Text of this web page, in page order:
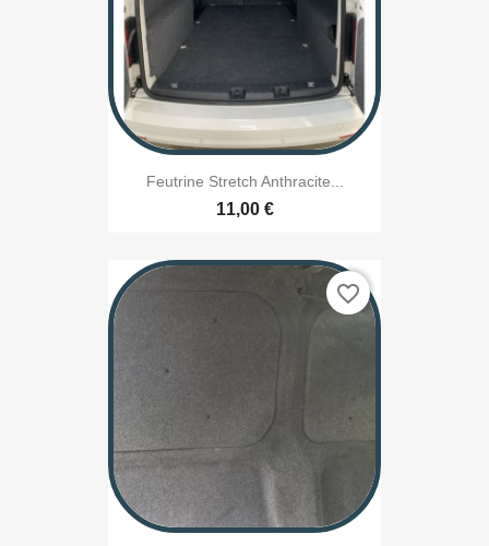
Feutrine Stretch Anthracite...
11,00 €
favorite_border